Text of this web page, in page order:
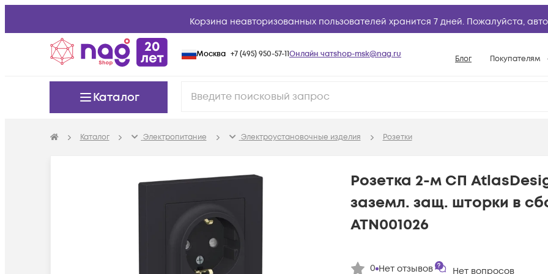
Корзина неавторизованных пользователей хранится 7 дней. Пожалуйста,
Москва +7 (495) 950-57-11Онлайн чатshop-msk@nag.ru Блог Покупателям
Возврат
Вопросы и
Каталог
Каталог Электропитание Электроустановочные изделия Розетки
Розетка 2-м СП
заземл. защ. шторки в
ATN001026
0 Нет отзывов Нет вопросов